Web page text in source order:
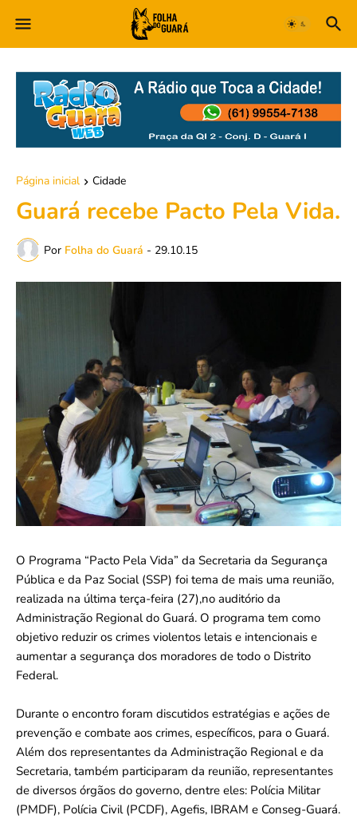
Página inicial Cidade
Guará recebe Pacto Pela Vida.
Por Folha do Guará - 29.10.15
O Programa “Pacto Pela Vida” da Secretaria da Segurança
Pública e da Paz Social (SSP) foi tema de mais uma reunião,
realizada na última terça-feira (27),no auditório da
Administração Regional do Guará. O programa tem como
objetivo reduzir os crimes violentos letais e intencionais e
aumentar a segurança dos moradores de todo o Distrito
Federal.
Durante o encontro foram discutidos estratégias e ações de
prevenção e combate aos crimes, específicos, para o Guará.
Além dos representantes da Administração Regional e da
Secretaria, também participaram da reunião, representantes
de diversos órgãos do governo, dentre eles: Polícia Militar
(PMDF), Polícia Civil (PCDF), Agefis, IBRAM e Conseg-Guará.